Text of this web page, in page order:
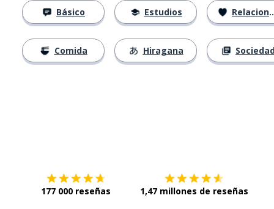
Básico
Comida
Estudios
Hiragana
Relaciones
177 000 reseñas 1,47 millones de reseñas